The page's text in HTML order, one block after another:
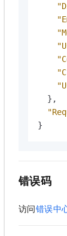
} ,
}
错误码
访问错误中